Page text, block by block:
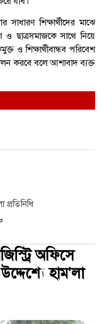
শিক্ষার্থীদের মাঝে
ছাত্রসমাজকে সাথে নিয়ে
ও শিক্ষার্থীবান্ধব পরিবেশ
করবে বলে আশাবাদ ব্যক্ত
প্রতিনিধি
অফিসে
হাম'লা